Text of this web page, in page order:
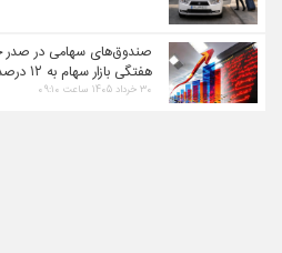
صندوق‌های سهامی در صدر
هفتگی بازار سهام به ۱۲ درصد رسید
۳۰ خرداد ۱۴۰۵ ساعت ۰۹:۱۰